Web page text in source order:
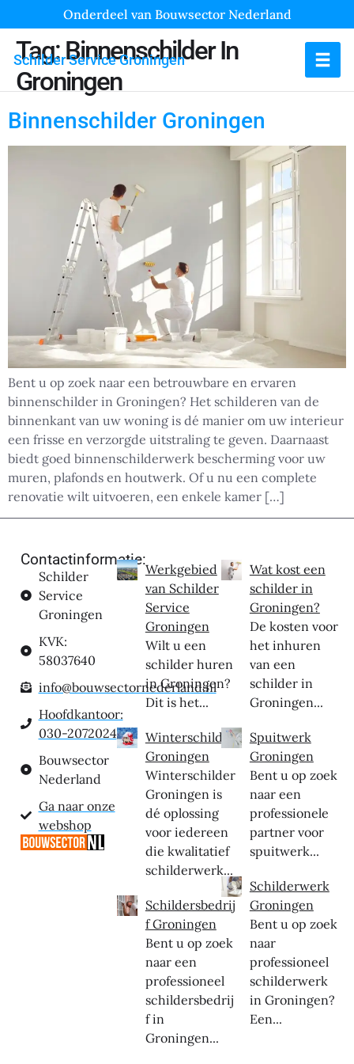
Onderdeel van Bouwsector Nederland
Schilder Service Groningen
Tag:Binnenschilder In
Groningen
Binnenschilder Groningen
Bent u op zoek naar een betrouwbare en ervaren
binnenschilder in Groningen? Het schilderen van de
binnenkant van uw woning is dé manier om uw interieur
een frisse en verzorgde uitstraling te geven. Daarnaast
biedt goed binnenschilderwerk bescherming voor uw
muren, plafonds en houtwerk. Of u nu een complete
renovatie wilt uitvoeren, een enkele kamer […]
Contactinformatie:
Schilder
Service
Groningen
KVK:
58037640
info@bouwsectornederland.nl
Hoofdkantoor:
030-2072024
Bouwsector
Nederland
Ga naar onze
webshop
Werkgebied
van Schilder
Service
Groningen
Wilt u een
schilder huren
in Groningen?
Dit is het...
Winterschilder
Groningen
Winterschilder
Groningen is
dé oplossing
voor iedereen
die kwalitatief
schilderwerk...
Schildersbedrij
f Groningen
Bent u op zoek
naar een
professioneel
schildersbedrij
f in
Groningen...
Wat kost een
schilder in
Groningen?
De kosten voor
het inhuren
van een
schilder in
Groningen...
Spuitwerk
Groningen
Bent u op zoek
naar een
professionele
partner voor
spuitwerk...
Schilderwerk
Groningen
Bent u op zoek
naar
professioneel
schilderwerk
in Groningen?
Een...